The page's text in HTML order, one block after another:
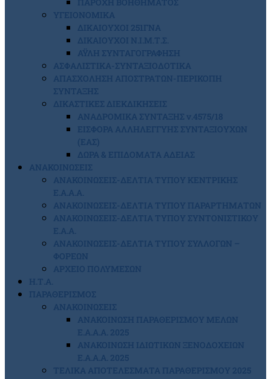
ΥΓΕΙΟΝΟΜΙΚΑ
ΔΙΚΑΙΟΥΧΟΙ 251ΓΝΑ
ΔΙΚΑΙΟΥΧΟΙ Ν.Ι.Μ.Τ.Σ.
ΑΫΛΗ ΣΥΝΤΑΓΟΓΡΑΦΗΣΗ
ΑΣΦΑΛΙΣΤΙΚΑ-ΣΥΝΤΑΞΙΟΔΟΤΙΚΑ
ΑΠΑΣΧΟΛΗΣΗ ΑΠΟΣΤΡΑΤΩΝ-ΠΕΡΙΚΟΠΗ
ΣΥΝΤΑΞΗΣ
ΔΙΚΑΣΤΙΚΕΣ ΔΙΕΚΔΙΚΗΣΕΙΣ
ΑΝΑΔΡΟΜΙΚΑ ΣΥΝΤΑΞΗΣ ν.4575/18
ΕΙΣΦΟΡΑ ΑΛΛΗΛΕΓΓΥΗΣ ΣΥΝΤΑΞΙΟΥΧΩΝ
(ΕΑΣ)
ΔΩΡΑ & ΕΠΙΔΟΜΑΤΑ ΑΔΕΙΑΣ
ΑΝΑΚΟΙΝΩΣΕΙΣ
ΑΝΑΚΟΙΝΩΣΕΙΣ-ΔΕΛΤΙΑ ΤΥΠΟΥ ΚΕΝΤΡΙΚΗΣ
Ε.Α.Α.Α.
ΑΝΑΚΟΙΝΩΣΕΙΣ-ΔΕΛΤΙΑ ΤΥΠΟΥ ΠΑΡΑΡΤΗΜΑΤΩΝ
ΑΝΑΚΟΙΝΩΣΕΙΣ-ΔΕΛΤΙΑ ΤΥΠΟΥ ΣΥΝΤΟΝΙΣΤΙΚΟΥ
Ε.Α.Α.
ΑΝΑΚΟΙΝΩΣΕΙΣ-ΔΕΛΤΙΑ ΤΥΠΟΥ ΣΥΛΛΟΓΩΝ –
ΦΟΡΕΩΝ
ΑΡΧΕΙΟ ΠΟΛΥΜΕΣΩΝ
Η.Τ.Α.
ΠΑΡΑΘΕΡΙΣΜΟΣ
ΑΝΑΚΟΙΝΩΣΕΙΣ
ΑΝΑΚΟΙΝΩΣΗ ΠΑΡΑΘΕΡΙΣΜΟΥ ΜΕΛΩΝ
Ε.Α.Α.Α. 2025
ΑΝΑΚΟΙΝΩΣΗ ΙΔΙΩΤΙΚΩΝ ΞΕΝΟΔΟΧΕΙΩΝ
Ε.Α.Α.Α. 2025
ΤΕΛΙΚΑ ΑΠΟΤΕΛΕΣΜΑΤΑ ΠΑΡΑΘΕΡΙΣΜΟΥ 2025